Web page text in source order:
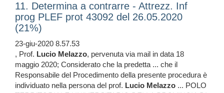
11. Determina a contrarre - Attrezz. Inf
prog PLEF prot 43092 del 26.05.2020
(21%)
23-giu-2020 8.57.53
, Prof. Lucio Melazzo, pervenuta via mail in data 18
maggio 2020; Considerato che la predetta ... che il
Responsabile del Procedimento della presente procedura è
individuato nella persona del prof. Lucio Melazzo ... POLO